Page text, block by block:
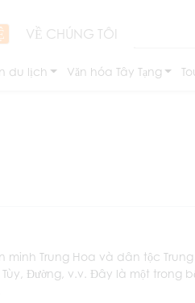
VỀ CHÚNG TÔI
du lịch Văn hóa Tây Tạng
minh Trung Hoa và dân tộc Trung
Đường, v.v. Đây là một trong